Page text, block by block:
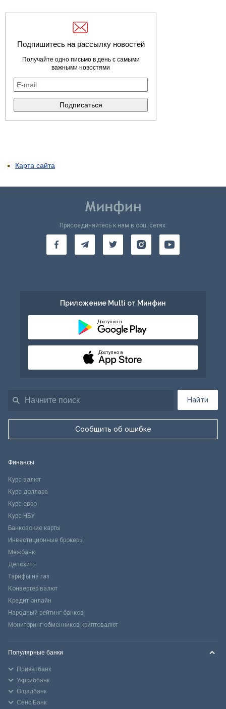
Подпишитесь на рассылку новостей
Получайте одно письмо в день с самыми
важными новостями
Карта сайта
Найти
Сообщить об ошибке
Присоединяйтесь к нам в соц. сетях:
Приложение Multi от Минфин
Доступно в
Доступно в
Финансы
Курс валют
Курс доллара
Курс евро
Курс НБУ
Банковские карты
Инвестиционные брокеры
Межбанк
Депозиты
Тарифы на газ
Конвертер валют
Кредит онлайн
Народный рейтинг банков
Мониторинг обменников криптовалют
Популярные банки
Приватбанк
Укрсиббанк
Ощадбанк
Сенс Банк